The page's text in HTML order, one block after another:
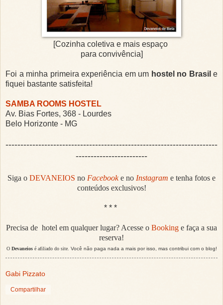
[Cozinha coletiva e mais espaço
para convivência]
Foi a minha primeira experiência em um hostel no Brasil e
fiquei bastante satisfeita!
SAMBA ROOMS HOSTEL
Av. Bias Fortes, 368 - Lourdes
Belo Horizonte - MG
-----------------------------------------------------------------------
------------------------
Siga o DEVANEIOS no Facebooke no Instagram e tenha fotos e
conteúdos exclusivos!
* * *
Precisa de hotel em qualquer lugar? Acesse o Booking e faça a sua
reserva!
O Devaneiosé afiliado do site. Você não paga nada a mais por isso, mas contribui com o blog!
Gabi Pizzato
Compartilhar